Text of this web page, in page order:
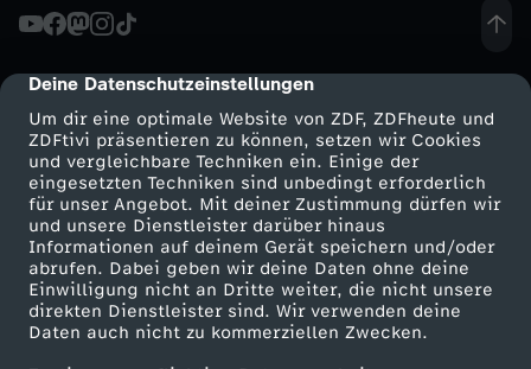
cmp-dialog-description
Deine Datenschutzeinstellungen
Um dir eine optimale Website von ZDF, ZDFheute und
ZDFtivi präsentieren zu können, setzen wir Cookies
und vergleichbare Techniken ein. Einige der
eingesetzten Techniken sind unbedingt erforderlich
für unser Angebot. Mit deiner Zustimmung dürfen wir
und unsere Dienstleister darüber hinaus
Informationen auf deinem Gerät speichern und/oder
abrufen. Dabei geben wir deine Daten ohne deine
Einwilligung nicht an Dritte weiter, die nicht unsere
direkten Dienstleister sind. Wir verwenden deine
Daten auch nicht zu kommerziellen Zwecken.
e
r
s
s
o
n
e
s
s
e
r
r
ö
s
c
h
e
Mehr ZDF
ZDF-Apps
Smart TV
ZDFtext
Service
ZDFmitreden
Kontakt zum ZDF
Tickets